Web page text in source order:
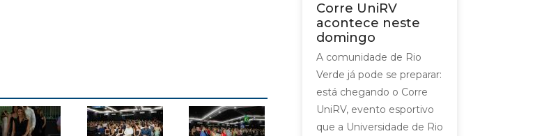
Corre UniRV
acontece neste
domingo
A comunidade de Rio
Verde já pode se preparar:
está chegando o Corre
UniRV, evento esportivo
que a Universidade de Rio